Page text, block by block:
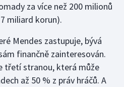
za více než 200 milionů
miliard korun).
Mendes zastupuje, bývá
finančně zainteresován.
třetí stranou, která může
až 50 % z práv hráčů. A